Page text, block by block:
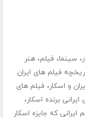
، سینما، فیلم،هنر
فیلم های ایران
و اسکار، فیلم های
برنده اسکار،
ایرانی که جایزه اسکار